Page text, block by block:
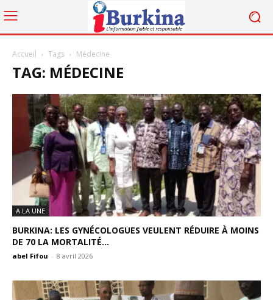
Accueil Tags Médecine
TAG: MÉDECINE
A LA UNE
BURKINA: LES GYNÉCOLOGUES VEULENT RÉDUIRE À MOINS
DE 70 LA MORTALITÉ...
abel Fifou - 8 avril 2026